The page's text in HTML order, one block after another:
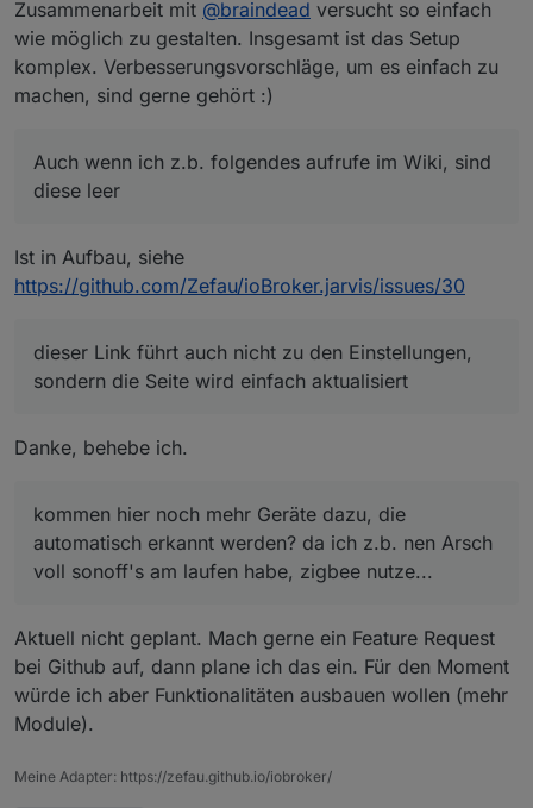
kommen hier noch mehr Geräte dazu, die
automatisch erkannt werden? da ich z.b. nen Arsch
voll sonoff's am laufen habe, zigbee nutze...
Zusammenarbeit mit @braindead versucht so einfach
wie möglich zu gestalten. Insgesamt ist das Setup
komplex. Verbesserungsvorschläge, um es einfach zu
machen, sind gerne gehört :)
Auch wenn ich z.b. folgendes aufrufe im Wiki, sind
diese leer
Ist in Aufbau, siehe
https://github.com/Zefau/ioBroker.jarvis/issues/30
dieser Link führt auch nicht zu den Einstellungen,
sondern die Seite wird einfach aktualisiert
Danke, behebe ich.
kommen hier noch mehr Geräte dazu, die
automatisch erkannt werden? da ich z.b. nen Arsch
voll sonoff's am laufen habe, zigbee nutze...
Aktuell nicht geplant. Mach gerne ein Feature Request
bei Github auf, dann plane ich das ein. Für den Moment
würde ich aber Funktionalitäten ausbauen wollen (mehr
Module).
Meine Adapter: https://zefau.github.io/iobroker/